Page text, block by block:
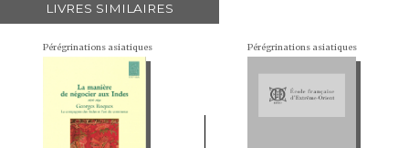
LIVRES SIMILAIRES
Pérégrinations asiatiques Pérégrinations asiatiques